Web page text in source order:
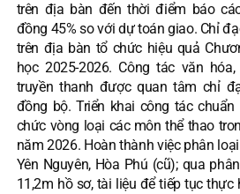
trên địa bàn đến thời điểm báo
đồng 45% so với dự toán giao. Chỉ
trên địa bàn tổ chức hiệu quả
học 2025-2026. Công tác văn
truyền thanh được quan tâm chỉ
đồng bộ. Triển khai công tác
chức vòng loại các môn thể thao
năm 2026. Hoàn thành việc phân
Yên Nguyên, Hòa Phú (cũ); qua
11,2m hồ sơ, tài liệu để tiếp tục thực